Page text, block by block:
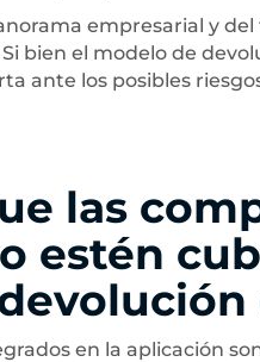
empresarial y
bien el modelo de
ante los posibles
las
estén
en la aplicación